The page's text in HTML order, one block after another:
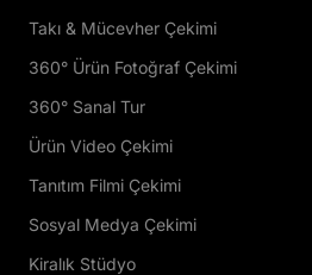
Takı & Mücevher Çekimi
360° Ürün Fotoğraf Çekimi
360° Sanal Tur
Ürün Video Çekimi
Tanıtım Filmi Çekimi
Sosyal Medya Çekimi
Kiralık Stüdyo